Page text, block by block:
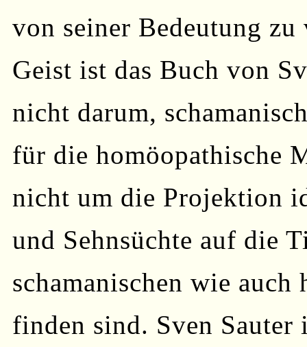
von seiner Bedeutung zu
Geist ist das Buch von
nicht darum,
für die homöopathische
nicht um die Projektion
und Sehnsüchte auf die
schamanischen wie
finden sind. Sven